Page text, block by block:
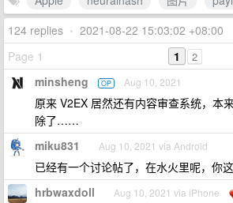
124 replies • 2021-08-22 15:03:02 +08:00
Page 1
1 2
minsheng OP Aug 10, 2021
原来 V2EX 居然还有内容审查系统，本
除了……
miku831 Aug 10, 2021 via Android
已经有一个讨论帖了，在水火里呢，你
hrbwaxdoll Aug 10, 2021 via iPhone